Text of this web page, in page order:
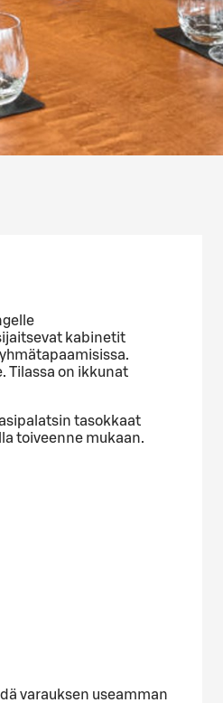
kabinetit
Tilassa on ikkunat
tasokkaat
toiveenne mukaan.
varauksen useamman